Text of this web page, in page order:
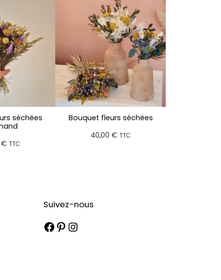
séchées
€ TTC
Bouquet fleurs séchées
40,00 € TTC
Suivez-nous
Facebook Pinterest Instagram